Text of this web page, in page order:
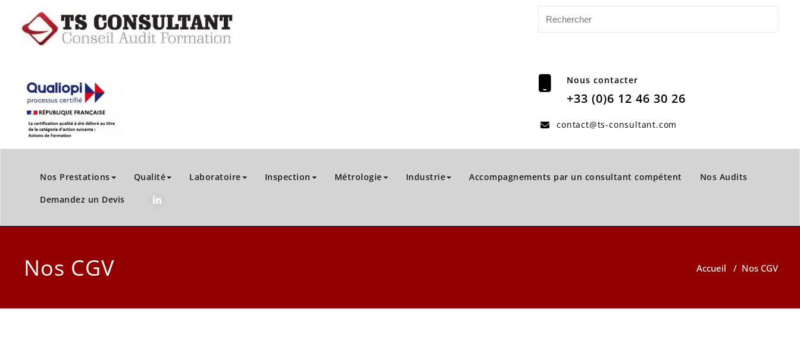
Nous contacter
+33 (0)6 12 46 30 26
contact@ts-consultant.com
Nos Prestations Qualité Laboratoire Inspection Métrologie Industrie Accompagnements par un consultant compétent
Nos Audits
Demandez un Devis
Nos CGV Accueil / Nos CGV